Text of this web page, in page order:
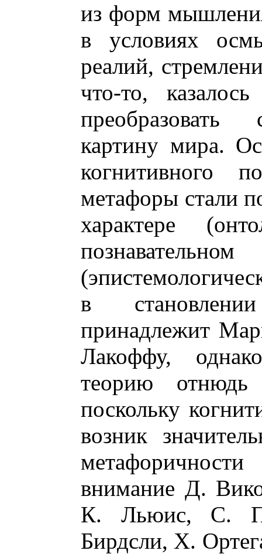
из форм
в условиях
реалий,
что-то,
преобразовать
картину мира.
когнитивного
метафоры стали
характере
в
принадлежит
Лакоффу,
теорию
поскольку
возник
внимание Д.
К. Льюис, С.
Бирдсли, Х.